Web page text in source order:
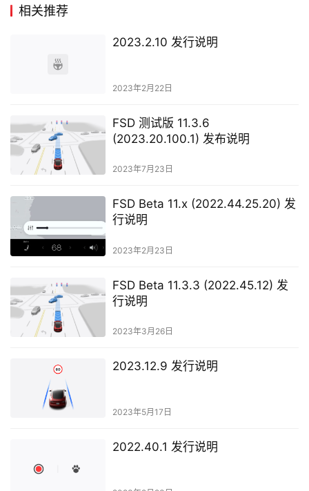
相关推荐
2023.2.10 发行说明
2023年2月22日
FSD 测试版 11.3.6
(2023.20.100.1) 发布说明
2023年7月23日
FSD Beta 11.x (2022.44.25.20) 发
行说明
2023年2月23日
FSD Beta 11.3.3 (2022.45.12) 发
行说明
2023年3月26日
2023.12.9 发行说明
2023年5月17日
2022.40.1 发行说明